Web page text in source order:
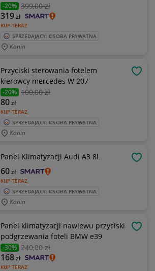
-20% 399,00 zł
KUP TERAZ
319zł
SPRZEDAJĄCY: OSOBA PRYWATNA
Konin
Przyciski sterowania fotelem
kierowcy mercedes W 207
-20% 100,00 zł
KUP TERAZ
80zł
SPRZEDAJĄCY: OSOBA PRYWATNA
Konin
Panel Klimatyzacji Audi A3 8L
KUP TERAZ
60zł
SPRZEDAJĄCY: OSOBA PRYWATNA
Konin
Panel klimatyzacji nawiewu przyciski
podgrzewania foteli BMW e39
-30% 240,00 zł
KUP TERAZ
168zł